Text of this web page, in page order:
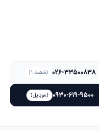
۰۲۶-۳۳۵۰۰۸۳۸ (شعبه ۱)
۰۹۳۰-۶۱۹-۹۵۰۰ (موبایل)